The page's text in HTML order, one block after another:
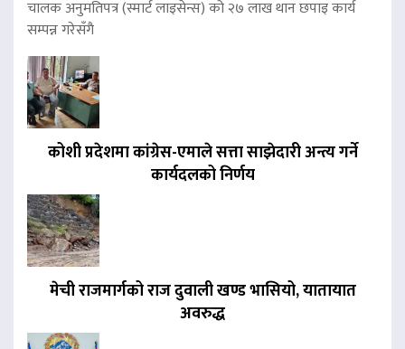
चालक अनुमतिपत्र (स्मार्ट लाइसेन्स) को २७ लाख थान छपाइ कार्य
सम्पन्न गरेसँगै
कोशी प्रदेशमा कांग्रेस-एमाले सत्ता साझेदारी अन्त्य गर्ने
कार्यदलको निर्णय
मेची राजमार्गको राज दुवाली खण्ड भासियो, यातायात
अवरुद्ध